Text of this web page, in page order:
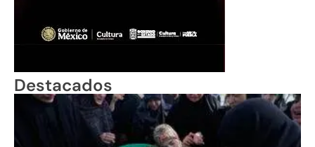
Destacados